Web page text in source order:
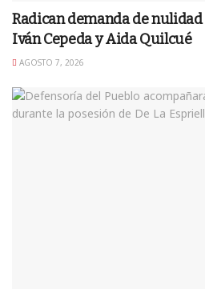
Radican demanda de
Iván Cepeda y Aida Quilcué
AGOSTO 7, 2026